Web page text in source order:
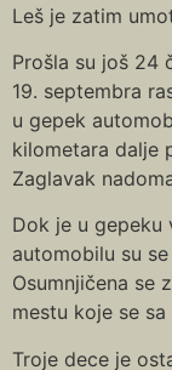
Leš je zatim
Prošla su još 24
19. septembra
u gepek
kilometara dalje
Zaglavak
Dok je u gepeku
automobilu su
Osumnjičena se
mestu koje se
Troje dece je